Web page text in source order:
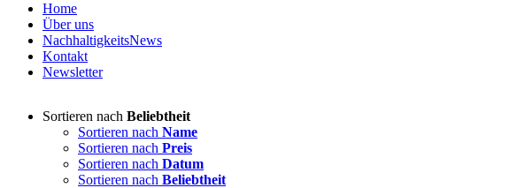
Home
Über uns
NachhaltigkeitsNews
Kontakt
Newsletter
Sortieren nach Beliebtheit
Sortieren nach Name
Sortieren nach Preis
Sortieren nach Datum
Sortieren nach Beliebtheit